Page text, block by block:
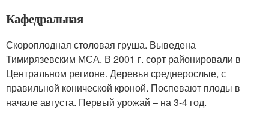
Кафедральная
Скороплодная столовая груша. Выведена
Тимирязевским МСА. В 2001 г. сорт районировали в
Центральном регионе. Деревья среднерослые, с
правильной конической кроной. Поспевают плоды в
начале августа. Первый урожай – на 3-4 год.